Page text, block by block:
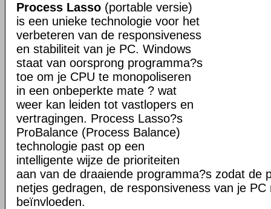
Process Lasso (portable versie)
is een unieke technologie voor het
verbeteren van de responsiveness
en stabiliteit van je PC. Windows
staat van oorsprong programma?s
toe om je CPU te monopoliseren
in een onbeperkte mate ? wat
weer kan leiden tot vastlopers en
vertragingen. Process Lasso?s
ProBalance (Process Balance)
technologie past op een
intelligente wijze de prioriteiten
aan van de draaiende programma?s zodat de
netjes gedragen, de responsiveness van je PC
beïnvloeden.